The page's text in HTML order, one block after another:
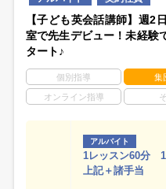
【子ども英会話講師】週
室で先生デビュー！未経験
タート♪
個別指導 集
オンライン指導
アルバイト
1レッスン60分
上記＋諸手当